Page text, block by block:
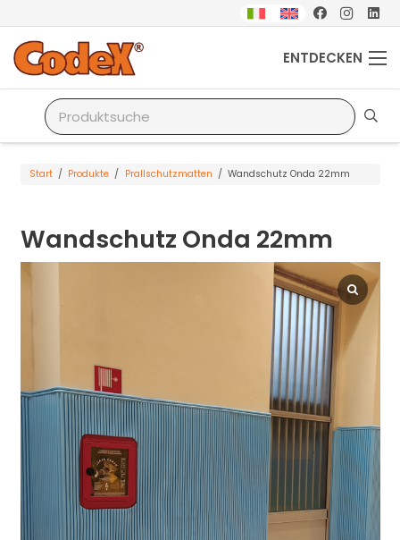
ENTDECKEN
Start / Produkte / Prallschutzmatten / Wandschutz Onda 22mm
Wandschutz Onda 22mm